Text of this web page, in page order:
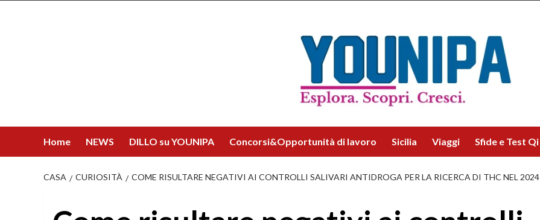
Home NEWS DILLO su YOUNIPA Concorsi&Opportunità di lavoro Sicilia Viaggi Sfide e Test Qi
CASA CURIOSITÀ COME RISULTARE NEGATIVI AI CONTROLLI SALIVARI ANTIDROGA PER LA RICERCA DI THC NEL 2024